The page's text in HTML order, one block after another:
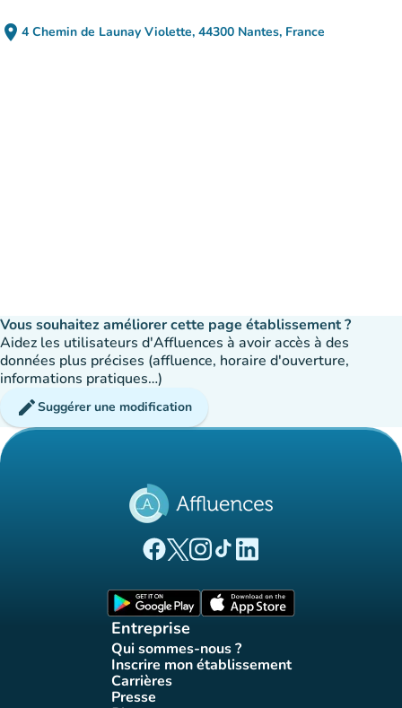
place 4 Chemin de Launay Violette, 44300 Nantes, France
(ouvrir dans Google Maps)
(nouvel onglet)
Vous souhaitez améliorer cette page établissement ?
Aidez les utilisateurs d'Affluences à avoir accès à des
données plus précises (affluence, horaire d'ouverture,
informations pratiques…)
editSuggérer une modification
(nouvel onglet)
(nouvel onglet)
(nouvel onglet)
(nouvel onglet)
(nouvel onglet)
Entreprise
Qui sommes-nous ?
(nouvel onglet)
Inscrire mon établissement
(nouvel onglet)
Carrières(nouvel onglet)
Presse